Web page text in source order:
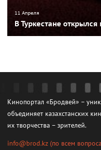
11 Апреля
В Туркестане
Кинопортал «Бродвей» –
объединяет казахстанских
их творчества – зрителей.
info@brod.kz (по всем